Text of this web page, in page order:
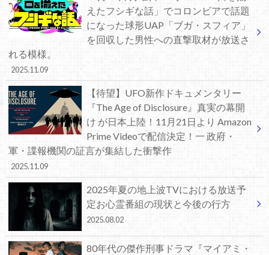
えたフシギな話」でコロンビアで話題
になった球形UAP「ブガ・スフィア」
を回収した男性への直撃取材が放送さ
れる模様。
2025.11.09
【待望】UFO新作ドキュメンタリー
『The Age of Disclosure』真実の幕開
け が日本上陸！11月21日より Amazon
Prime Videoで配信決定！一 政府・
軍・諜報機関の証言が集結した衝撃作
2025.11.09
2025年夏の地上波TVにおける放送予
定お心霊番組の現状と今後の行方
2025.08.02
80年代の傑作刑事ドラマ『マイアミ・